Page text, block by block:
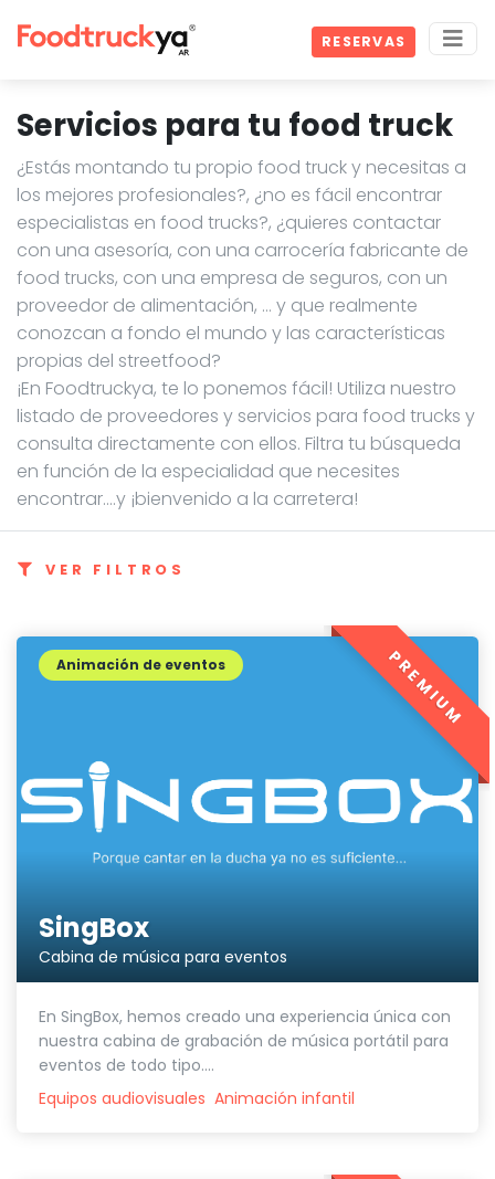
RESERVAS
Servicios para tu food truck
¿Estás montando tu propio food truck y necesitas a
los mejores profesionales?, ¿no es fácil encontrar
especialistas en food trucks?, ¿quieres contactar
con una asesoría, con una carrocería fabricante de
food trucks, con una empresa de seguros, con un
proveedor de alimentación, … y que realmente
conozcan a fondo el mundo y las características
propias del streetfood?
¡En Foodtruckya, te lo ponemos fácil! Utiliza nuestro
listado de proveedores y servicios para food trucks y
consulta directamente con ellos. Filtra tu búsqueda
en función de la especialidad que necesites
encontrar....y ¡bienvenido a la carretera!
VER FILTROS
SingBox
Cabina de música para eventos
Animación de eventos
En SingBox, hemos creado una experiencia única con
nuestra cabina de grabación de música portátil para
eventos de todo tipo....
Equipos audiovisuales Animación infantil
PREMIUM